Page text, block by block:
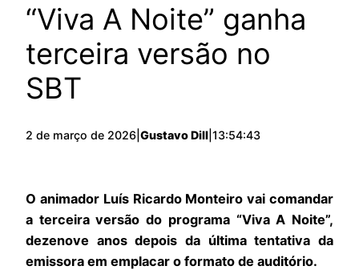
“Viva A Noite” ganha
terceira versão no
SBT
2 de março de 2026 Gustavo Dill 13:54:43
O animador Luís Ricardo Monteiro vai comandar
a terceira versão do programa “Viva A Noite”,
dezenove anos depois da última tentativa da
emissora em emplacar o formato de auditório.